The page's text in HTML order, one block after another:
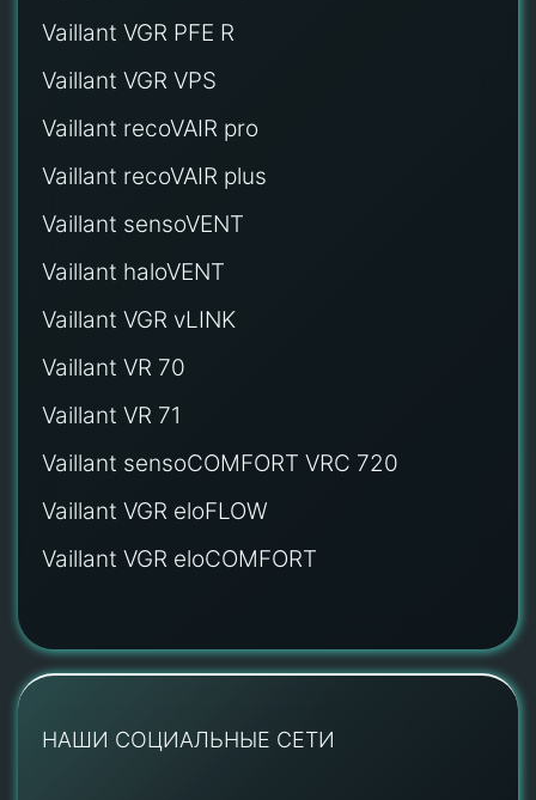
Vaillant VGR PFE R
Vaillant VGR VPS
Vaillant recoVAIR pro
Vaillant recoVAIR plus
Vaillant sensoVENT
Vaillant haloVENT
Vaillant VGR vLINK
Vaillant VR 70
Vaillant VR 71
Vaillant sensoCOMFORT VRC 720
Vaillant VGR eloFLOW
Vaillant VGR eloCOMFORT
НАШИ СОЦИАЛЬНЫЕ СЕТИ